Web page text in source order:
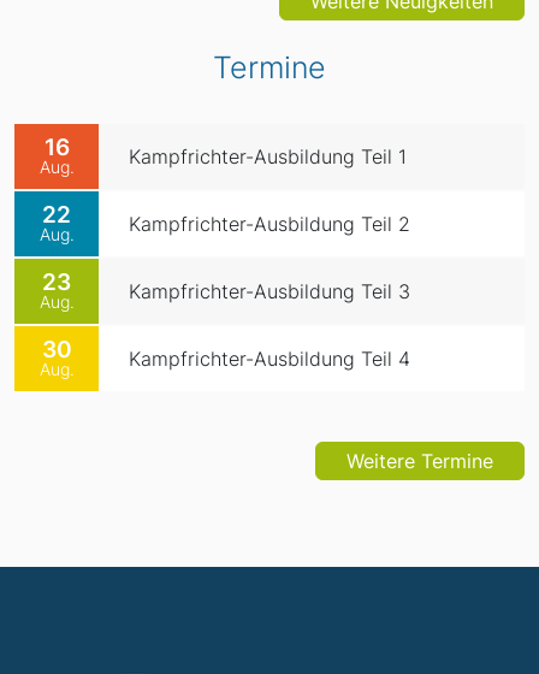
Termine
16
Aug. Kampfrichter-Ausbildung Teil 1
22
Aug. Kampfrichter-Ausbildung Teil 2
23
Aug. Kampfrichter-Ausbildung Teil 3
30
Aug. Kampfrichter-Ausbildung Teil 4
Weitere Termine